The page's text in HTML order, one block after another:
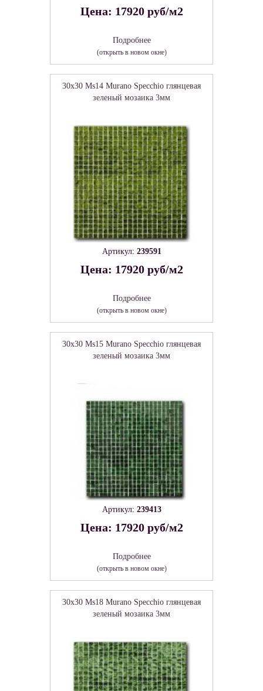
Цена: 17920 руб/м2
Подробнее
(открыть в новом окне)
30x30 Ms14 Murano Specchio глянцевая
зеленый мозаика 3мм
Артикул: 239591
Цена: 17920 руб/м2
Подробнее
(открыть в новом окне)
30x30 Ms15 Murano Specchio глянцевая
зеленый мозаика 3мм
Артикул: 239413
Цена: 17920 руб/м2
Подробнее
(открыть в новом окне)
30x30 Ms18 Murano Specchio глянцевая
зеленый мозаика 3мм